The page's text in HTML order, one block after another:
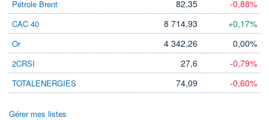
Pétrole Brent
82,35 -0,88%
CAC 40 8 714,93 +0,17%
Or 4 342,26 0,00%
2CRSI 27,6 -0,79%
TOTALENERGIES 74,09 -0,60%
Gérer mes listes